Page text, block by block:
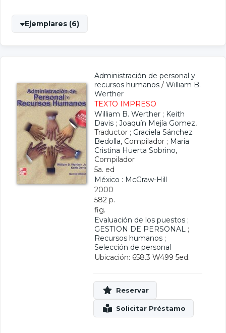
Ejemplares (6)
Administración de personal y
recursos humanos / William B.
Werther
TEXTO IMPRESO
William B. Werther ; Keith
Davis ; Joaquín Mejía Gomez,
Traductor ; Graciela Sánchez
Bedolla, Compilador ; Maria
Cristina Huerta Sobrino,
Compilador
5a. ed
México : McGraw-Hill
2000
582 p.
fig.
Evaluación de los puestos ;
GESTION DE PERSONAL ;
Recursos humanos ;
Selección de personal
Ubicación: 658.3 W499 5ed.